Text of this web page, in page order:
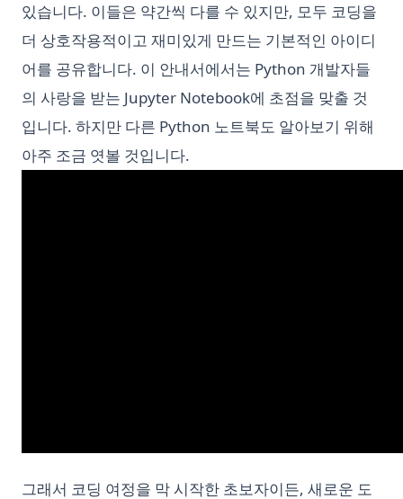
있습니다. 이들은 약간씩 다를 수 있지만, 모두 코딩을
더 상호작용적이고 재미있게 만드는 기본적인 아이디
어를 공유합니다. 이 안내서에서는 Python 개발자들
의 사랑을 받는 Jupyter Notebook에 초점을 맞출 것
입니다. 하지만 다른 Python 노트북도 알아보기 위해
아주 조금 엿볼 것입니다.
그래서 코딩 여정을 막 시작한 초보자이든, 새로운 도